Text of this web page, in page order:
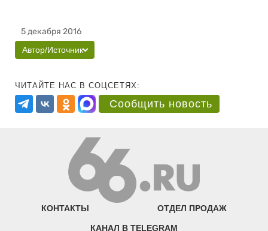
5 декабря 2016
Автор/Источник
ЧИТАЙТЕ НАС В СОЦСЕТЯХ:
Сообщить новость
КОНТАКТЫ ОТДЕЛ ПРОДАЖ
КАНАЛ В TELEGRAM